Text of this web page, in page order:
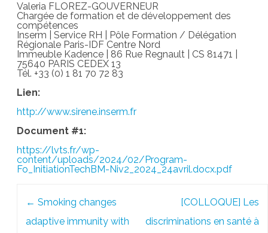
Valeria FLOREZ-GOUVERNEUR
Chargée de formation et de développement des
compétences
Inserm | Service RH | Pôle Formation / Délégation
Régionale Paris-IDF Centre Nord
Immeuble Kadence | 86 Rue Regnault | CS 81471 |
75640 PARIS CEDEX 13
Tél. +33 (0) 1 81 70 72 83
Lien:
http://www.sirene.inserm.fr
Document #1:
https://lvts.fr/wp-
content/uploads/2024/02/Program-
Fo_InitiationTechBM-Niv2_2024_24avril.docx.pdf
← Smoking changes
adaptive immunity with
[COLLOQUE] Les
discriminations en santé à